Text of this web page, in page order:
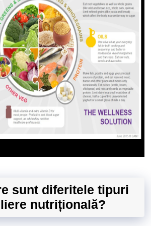
sunt diferitele tipuri
nutrițională?